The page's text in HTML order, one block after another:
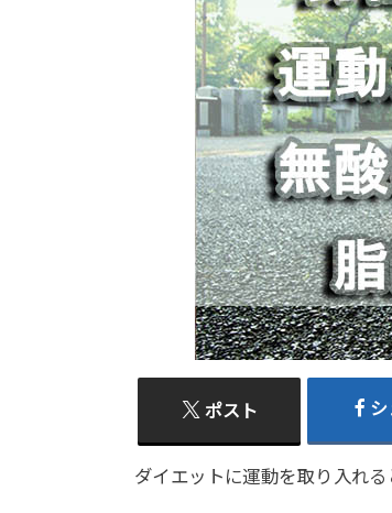
ポスト シ
ダイエットに運動を取り入れる